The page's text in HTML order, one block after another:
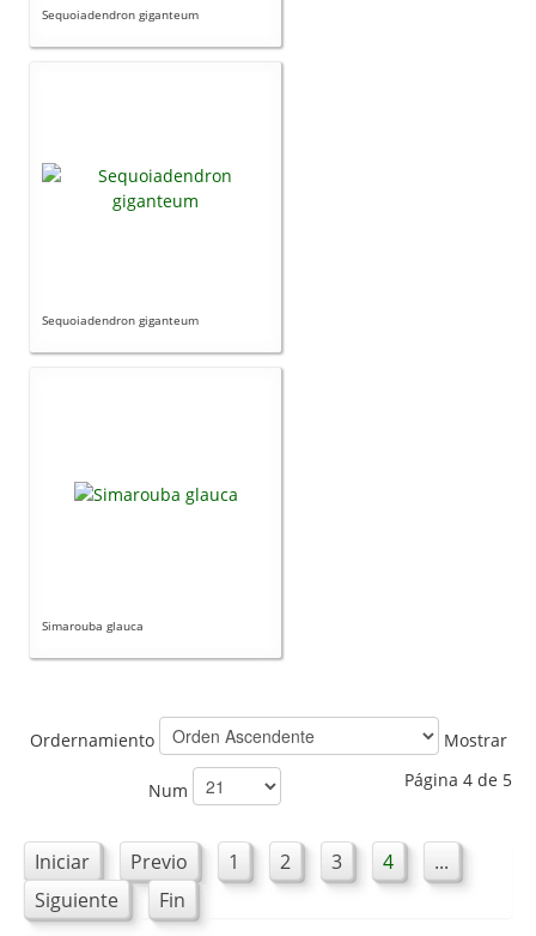
Sequoiadendron giganteum
Sequoiadendron giganteum
Simarouba glauca
Ordernamiento Mostrar
Num Página 4 de 5
Iniciar Previo 1 2 3 4
...
Siguiente
Fin